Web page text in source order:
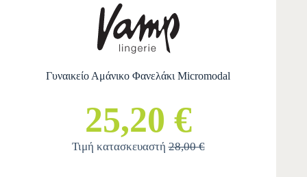
Γυναικείο Αμάνικο Φανελάκι Micromodal
25,20 €
Τιμή κατασκευαστή28,00 €